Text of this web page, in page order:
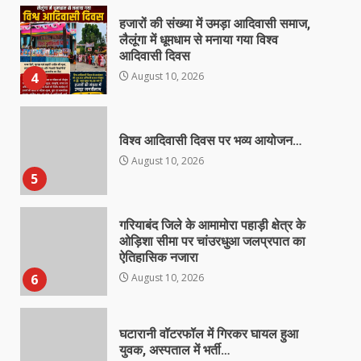
4
हजारों की संख्या में उमड़ा आदिवासी समाज,
लैलूंगा में धूमधाम से मनाया गया विश्व
आदिवासी दिवस
August 10, 2026
5
विश्व आदिवासी दिवस पर भव्य आयोजन…
August 10, 2026
6
गरियाबंद जिले के आमामोरा पहाड़ी क्षेत्र के
ओड़िशा सीमा पर चांउरधुआ जलप्रपात का
ऐतिहासिक नजारा
August 10, 2026
घटारानी वॉटरफॉल में गिरकर घायल हुआ
युवक, अस्पताल में भर्ती…